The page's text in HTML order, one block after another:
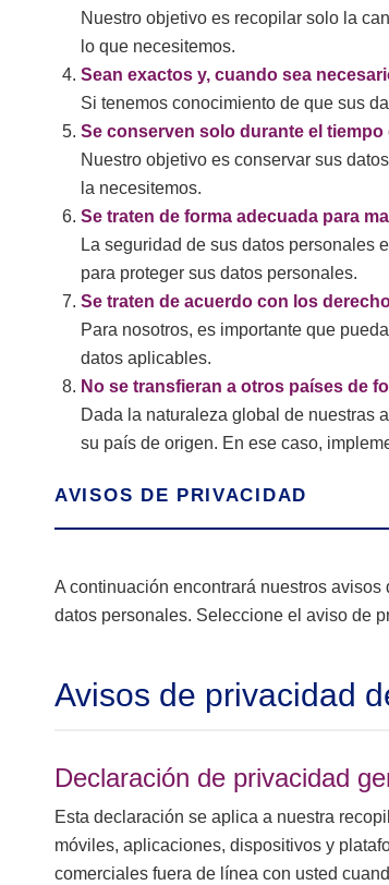
Nuestro objetivo es recopilar solo la
lo que necesitemos.
Sean exactos y, cuando sea
Si tenemos conocimiento de que sus
Se conserven solo durante el tiempo
Nuestro objetivo es conservar sus
la necesitemos.
Se traten de forma adecuada para
La seguridad de sus datos personales
para proteger sus datos personales.
Se traten de acuerdo con los
Para nosotros, es importante que
datos aplicables.
No se transfieran a otros países de
Dada la naturaleza global de nuestras
su país de origen. En ese caso,
AVISOS DE PRIVACIDAD
A continuación encontrará nuestros
datos personales. Seleccione el aviso de
Avisos de privacidad
Declaración de privacidad
Esta declaración se aplica a nuestra
móviles, aplicaciones, dispositivos y
comerciales fuera de línea con usted